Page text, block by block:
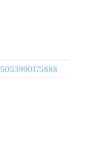
5053990175888